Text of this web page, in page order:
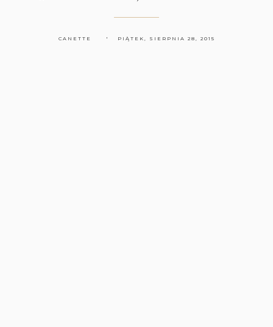
CANETTE PIĄTEK, SIERPNIA 28, 2015